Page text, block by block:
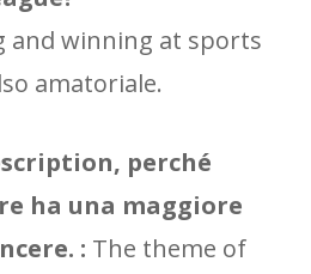
and winning at sports
amatoriale.
perché
ha una maggiore
: The theme of